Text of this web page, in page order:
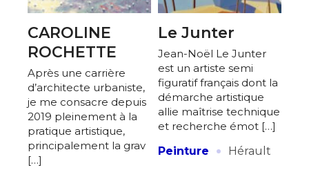
CAROLINE
ROCHETTE
Après une carrière
d’architecte urbaniste,
je me consacre depuis
2019 pleinement à la
pratique artistique,
principalement la grav
[…]
Le Junter
Jean-Noël Le Junter
est un artiste semi
figuratif français dont la
démarche artistique
allie maîtrise technique
et recherche émot […]
Peinture
· Hérault